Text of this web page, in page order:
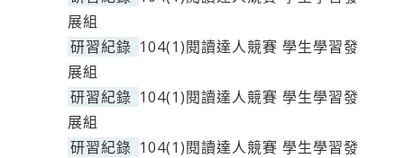
展組
研習紀錄 104(1)閱讀達人競賽 學生學習發
展組
研習紀錄 104(1)閱讀達人競賽 學生學習發
展組
研習紀錄 104(1)閱讀達人競賽 學生學習發